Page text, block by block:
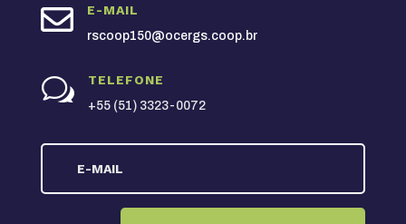
 E-MAIL
rscoop150@ocergs.coop.br
w TELEFONE
+55 (51) 3323-0072